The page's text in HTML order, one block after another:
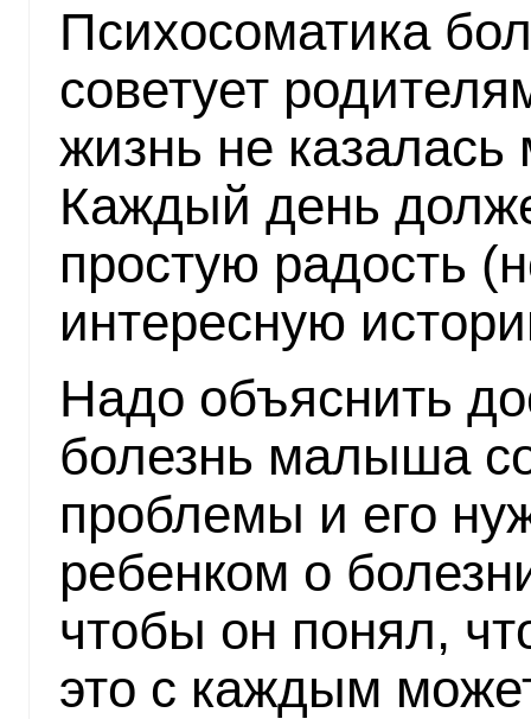
Психосоматика
советует
жизнь не
Каждый день
простую радость
интересную
Надо объяснить
болезнь малыша
проблемы и его
ребенком о
чтобы он понял,
это с каждым